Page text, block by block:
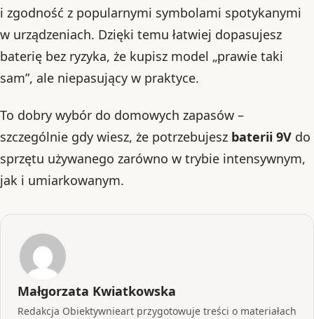
i zgodność z popularnymi symbolami spotykanymi
w urządzeniach. Dzięki temu łatwiej dopasujesz
baterię bez ryzyka, że kupisz model „prawie taki
sam”, ale niepasujący w praktyce.
To dobry wybór do domowych zapasów –
szczególnie gdy wiesz, że potrzebujesz baterii 9V do
sprzętu używanego zarówno w trybie intensywnym,
jak i umiarkowanym.
Małgorzata Kwiatkowska
Redakcja Obiektywnieart przygotowuje treści o materiałach